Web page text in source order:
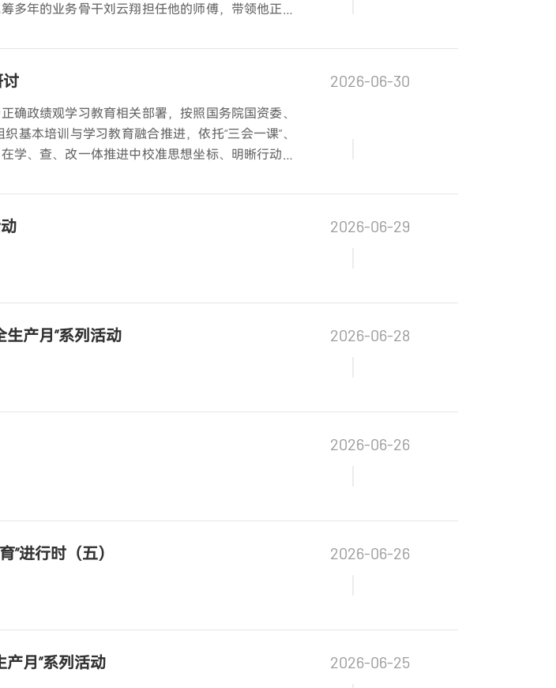
多年的业务骨干刘云翔担任他的师傅，带领他正式
2026-06-30
确政绩观学习教育相关部署，按照国务院国资委、
基本培训与学习教育融合推进，依托“三会一课”、
学、查、改一体推进中校准思想坐标、明晰行动方
2026-06-29
产月”系列活动 2026-06-28
2026-06-26
”进行时（五） 2026-06-26
月”系列活动 2026-06-25